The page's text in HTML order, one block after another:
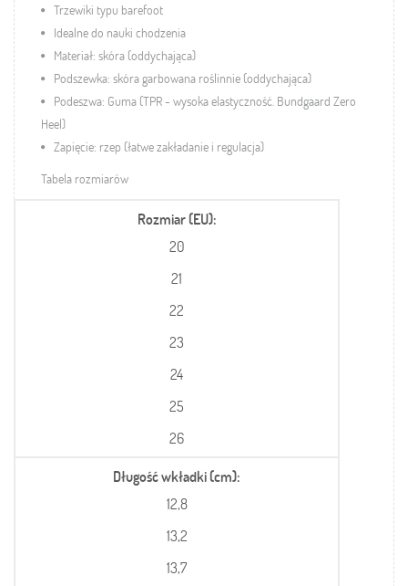
Trzewiki typu barefoot
Idealne do nauki chodzenia
Materiał: skóra (oddychająca)
Podszewka: skóra garbowana roślinnie (oddychająca)
Podeszwa: Guma (TPR - wysoka elastyczność. Bundgaard Zero
Heel)
Zapięcie: rzep (łatwe zakładanie i regulacja)
Tabela rozmiarów
Rozmiar (EU)
20
21
22
23
24
25
26
Długość wkładki (cm)
12,8
13,2
13,7